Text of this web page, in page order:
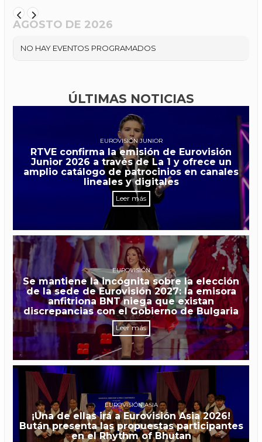
AGOSTO DE 2026
NO HAY EVENTOS PROGRAMADOS
ÚLTIMAS NOTICIAS
EUROVISIÓN JUNIOR
RTVE confirma la emisión de Eurovisión
Junior 2026 a través de La 1 y ofrece un
amplio catálogo de patrocinios en canales
lineales y digitales
Leer más
EUROVISIÓN
Se mantiene la incógnita sobre la elección
de la sede de Eurovisión 2027: la emisora
anfitriona BNT niega que existan
discrepancias con el Gobierno de Bulgaria
Leer más
EUROVISIÓN ASIA
¡Una de ellas irá a Eurovisión Asia 2026!
Bután presenta las propuestas participantes
en el Rhythm of Bhutan